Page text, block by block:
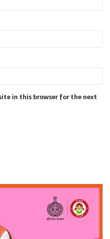
in this browser for the next